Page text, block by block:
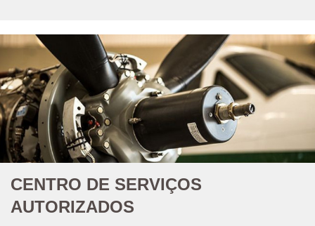
CENTRO DE SERVIÇOS
AUTORIZADOS